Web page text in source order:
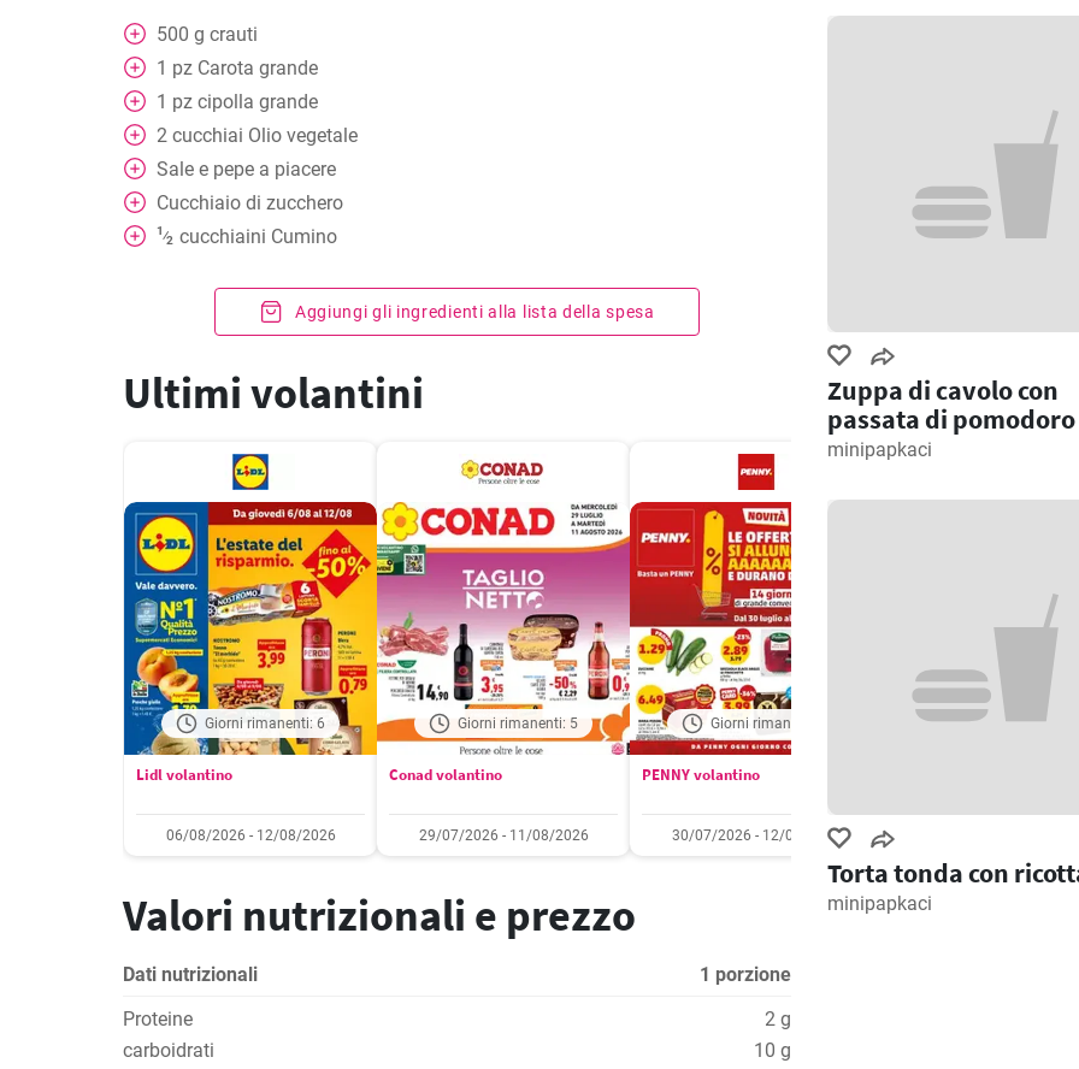
500 g crauti
1 pz Carota grande
1 pz cipolla grande
2 cucchiai Olio vegetale
Sale e pepe a piacere
Cucchiaio di zucchero
1⁄2 cucchiaini Cumino
Aggiungi gli ingredienti alla lista della spesa
Ultimi volantini
Giorni rimanenti: 6
Lidl volantino
06/08/2026 - 12/08/2026
Giorni rimanenti: 5
Conad volantino
29/07/2026 - 11/08/2026
Giorni rimanenti: 6
PENNY volantino
30/07/2026 - 12/08/2026
Giorni rimanenti: 3
Valori nutrizionali e prezzo
Dati nutrizionali
1 porzione
Proteine
2 g
carboidrati
10 g
Zuppa di cavolo con
passata di pomodoro
minipapkaci
Torta tonda con
minipapkaci